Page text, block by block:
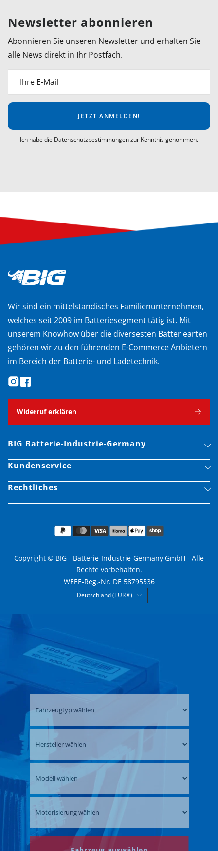
Newsletter abonnieren
Abonnieren Sie unseren Newsletter und erhalten Sie
alle News direkt in Ihr Postfach.
Ihre E-Mail
JETZT ANMELDEN!
Ich habe die Datenschutzbestimmungen zur Kenntnis genommen.
Wir sind ein mittelständisches Familienunternehmen,
welches seit 2009 im Batteriesegment tätig ist. Mit
unserem Knowhow über die diversesten Batteriearten
gehören wir zu den führenden E-Commerce Anbietern
im Bereich der Batterie- und Ladetechnik.
Widerruf erklären
BIG Batterie-Industrie-Germany
Kundenservice
Rechtliches
Land/Region
Deutschland (EUR €)
Copyright © BIG - Batterie-Industrie-Germany GmbH - Alle
Rechte vorbehalten.
WEEE-Reg.-Nr. DE 58795536